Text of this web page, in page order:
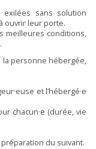
sans solution
ouvrir leur porte.
meilleures conditions,
la personne hébergée,
et l’hébergé·e
chacun·e (durée, vie
du suivant.